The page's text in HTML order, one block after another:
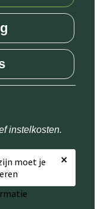
instelkosten.
moet je
×